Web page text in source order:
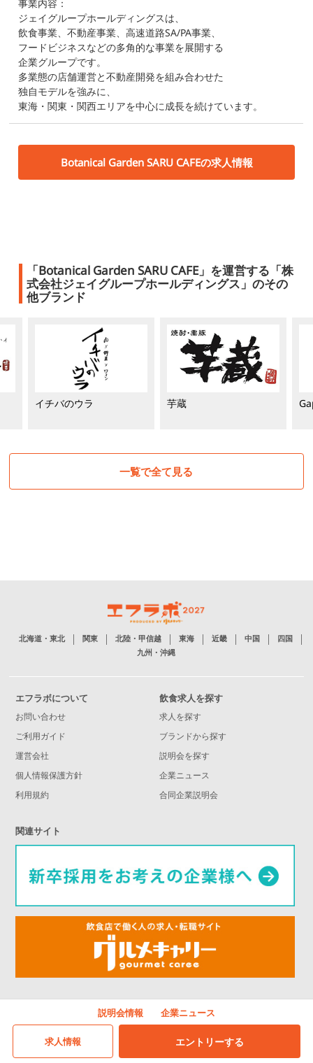
事業内容：
ジェイグループホールディングスは、
飲食事業、不動産事業、高速道路SA/PA事業、
フードビジネスなどの多角的な事業を展開する
企業グループです。
多業態の店舗運営と不動産開発を組み合わせた
独自モデルを強みに、
東海・関東・関西エリアを中心に成長を続けています。
Botanical Garden SARU CAFEの求人情報
「Botanical Garden SARU CAFE」を運営する「株
式会社ジェイグループホールディングス」のその
他ブランド
イチバのウラ 芋蔵
一覧で全て見る
説明会情報 企業ニュース
求人情報 エントリーする
北海道・東北 関東 北陸・甲信越 東海 近畿 中国
四国
九州・沖縄
エフラボについて
お問い合わせ
ご利用ガイド
運営会社
個人情報保護方針
利用規約
飲食求人を探す
求人を探す
ブランドから探す
説明会を探す
企業ニュース
合同企業説明会
関連サイト
©Joffice Tokyo Co., Ltd.